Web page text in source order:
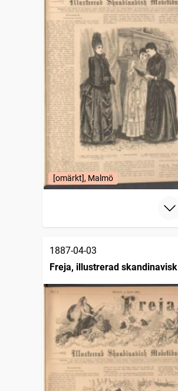
[omärkt], Malmö
1887-04-03
Freja, illustrerad skandinavisk